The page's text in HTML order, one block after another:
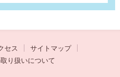
セス
サイトマップ
り扱いについて